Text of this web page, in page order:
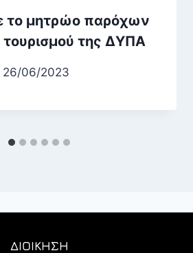
το μητρώο παρόχων
τουρισμού της ΔΥΠΑ
26/06/2023
ΔΙΟΙΚΗΣΗ